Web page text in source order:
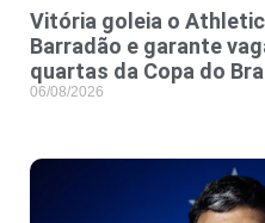
Vitória goleia o
Barradão e garante
quartas da Copa do
06/08/2026